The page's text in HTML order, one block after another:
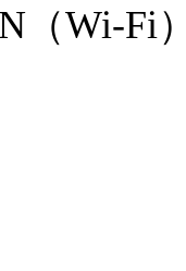
（Wi-Fi